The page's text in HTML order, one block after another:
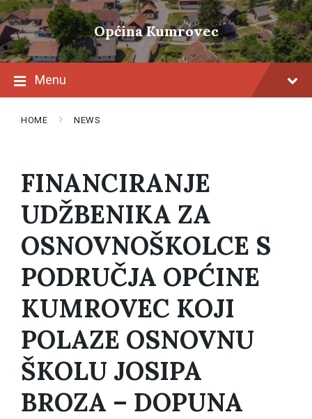
Skip
to
content
Skip
to
main
navigation
Skip
to
footer
Općina Kumrovec
Menu
HOME NEWS
FINANCIRANJE
UDŽBENIKA ZA
OSNOVNOŠKOLCE S
PODRUČJA OPĆINE
KUMROVEC KOJI
POLAZE OSNOVNU
ŠKOLU JOSIPA
BROZA – DOPUNA